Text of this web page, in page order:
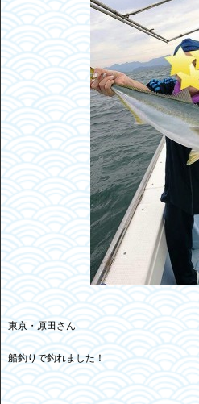
東京・原田さん
船釣りで釣れました！